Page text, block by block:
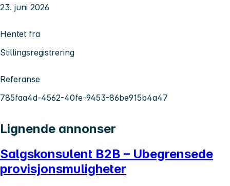
23. juni 2026
Hentet fra
Stillingsregistrering
Referanse
785faa4d-4562-40fe-9453-86be915b4a47
Lignende annonser
Salgskonsulent B2B – Ubegrensede
provisjonsmuligheter